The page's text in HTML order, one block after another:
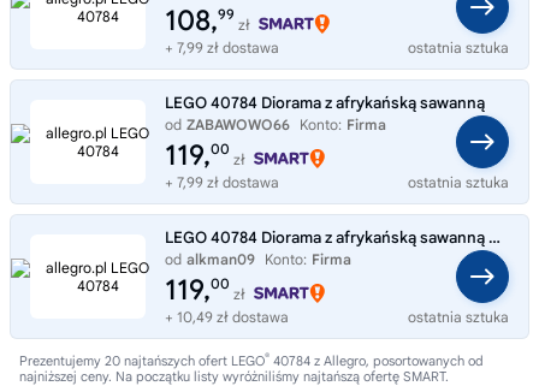
108,99
zł
+ 7,99 zł dostawa
ostatnia sztuka
LEGO 40784 Diorama z afrykańską sawanną
od ZABAWOWO66 Konto: Firma
119,00
zł
+ 7,99 zł dostawa
ostatnia sztuka
LEGO 40784 Diorama z afrykańską sawanną PREZENT
od alkman09 Konto: Firma
119,00
zł
+ 10,49 zł dostawa
ostatnia sztuka
Prezentujemy 20 najtańszych ofert LEGO® 40784 z Allegro, posortowanych od
najniższej ceny. Na początku listy wyróżniliśmy najtańszą ofertę SMART.